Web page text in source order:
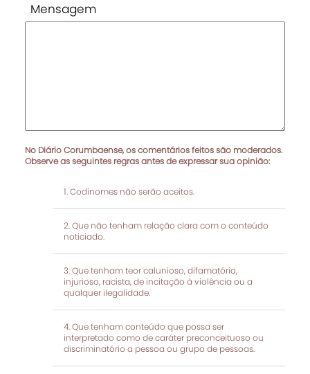
Mensagem
No Diário Corumbaense, os comentários feitos são moderados.
Observe as seguintes regras antes de expressar sua opinião:
Codinomes não serão aceitos.
Que não tenham relação clara com o conteúdo
noticiado.
Que tenham teor calunioso, difamatório,
injurioso, racista, de incitação à violência ou a
qualquer ilegalidade.
Que tenham conteúdo que possa ser
interpretado como de caráter preconceituoso ou
discriminatório a pessoa ou grupo de pessoas.